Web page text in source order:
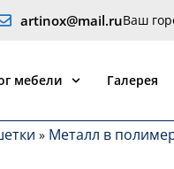
» Металл в
artinox@mail.ruВаш
от производителя
мебели Галерея